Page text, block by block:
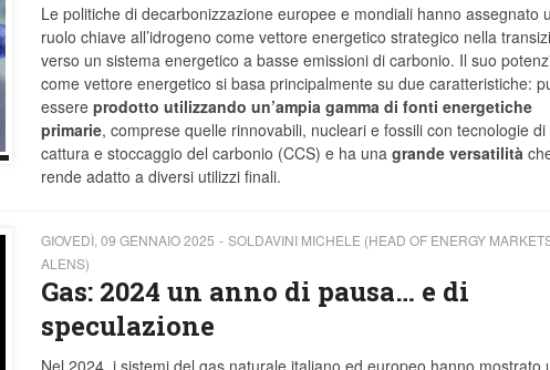
Le politiche di decarbonizzazione europee e mondiali hanno assegnato
ruolo chiave all’idrogeno come vettore energetico strategico nella
verso un sistema energetico a basse emissioni di carbonio. Il suo
come vettore energetico si basa principalmente su due caratteristiche:
essere prodotto utilizzando un’ampia gamma di fonti energetiche
primarie, comprese quelle rinnovabili, nucleari e fossili con tecnologie di
cattura e stoccaggio del carbonio (CCS) e ha una grande versatilità
rende adatto a diversi utilizzi finali.
GIOVEDÌ, 09 GENNAIO 2025
SOLDAVINI MICHELE (HEAD OF ENERGY
ALENS)
Gas: 2024 un anno di pausa… e di
speculazione
Nel 2024, i sistemi del gas naturale italiano ed europeo hanno mostrato